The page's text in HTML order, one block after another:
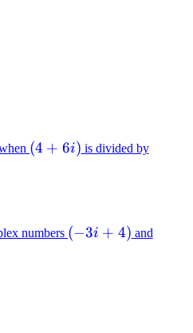
(4+6i)
(4 + 6i) is divided by(10-
numbers \left(
(−3i + 4) and